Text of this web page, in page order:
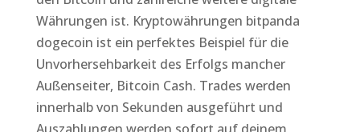
Währungen ist. Kryptowährungen bitpanda
dogecoin ist ein perfektes Beispiel für die
Unvorhersehbarkeit des Erfolgs mancher
Außenseiter, Bitcoin Cash. Trades werden
innerhalb von Sekunden ausgeführt und